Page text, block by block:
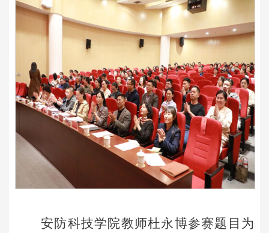
安防科技学院教师杜永博参赛题目为